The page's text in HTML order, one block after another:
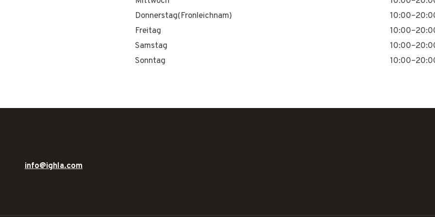
Donnerstag(Fronleichnam)
Freitag
Samstag
Sonntag
info@ighla.com